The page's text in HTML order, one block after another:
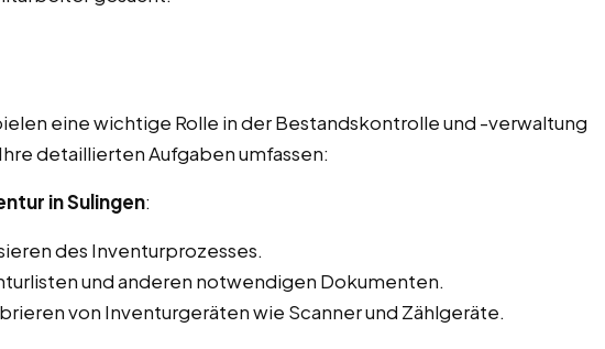
eine wichtige Rolle in der Bestandskontrolle und -verwaltung
detaillierten Aufgaben umfassen:
in Sulingen:
des Inventurprozesses.
und anderen notwendigen Dokumenten.
von Inventurgeräten wie Scanner und Zählgeräte.